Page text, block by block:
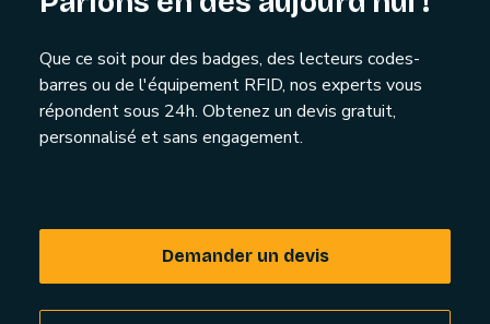
Que ce soit pour des badges, des lecteurs codes-
barres ou de l'équipement RFID, nos experts vous
répondent sous 24h. Obtenez un devis gratuit,
personnalisé et sans engagement.
Demander un devis